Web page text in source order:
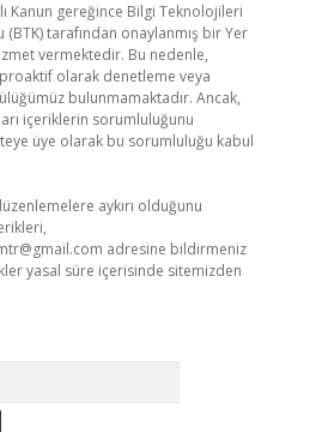
Kanun gereğince Bilgi Teknolojileri
tarafından onaylanmış bir Yer
vermektedir. Bu nedenle,
olarak denetleme veya
bulunmamaktadır. Ancak,
içeriklerin sorumluluğunu
üye olarak bu sorumluluğu kabul
aykırı olduğunu
adresine bildirmeniz
yasal süre içerisinde sitemizden